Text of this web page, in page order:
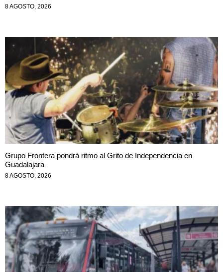
8 AGOSTO, 2026
Grupo Frontera pondrá ritmo al Grito de Independencia en
Guadalajara
8 AGOSTO, 2026